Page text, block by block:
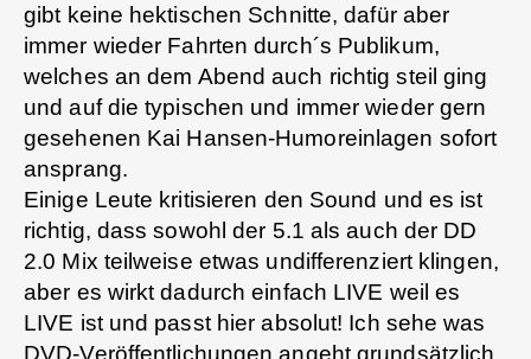
gibt keine hektischen Schnitte, dafür aber
immer wieder Fahrten durch´s Publikum,
welches an dem Abend auch richtig steil ging
und auf die typischen und immer wieder gern
gesehenen Kai Hansen-Humoreinlagen sofort
ansprang.
Einige Leute kritisieren den Sound und es ist
richtig, dass sowohl der 5.1 als auch der DD
2.0 Mix teilweise etwas undifferenziert klingen,
aber es wirkt dadurch einfach LIVE weil es
LIVE ist und passt hier absolut! Ich sehe was
DVD-Veröffentlichungen angeht grundsätzlich